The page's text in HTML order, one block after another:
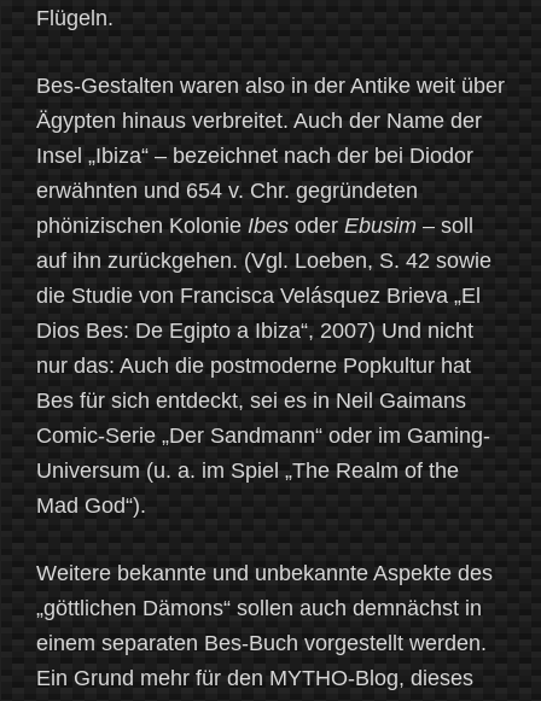
Flügeln.
Bes-Gestalten waren also in der Antike weit über
Ägypten hinaus verbreitet. Auch der Name der
Insel „Ibiza“ – bezeichnet nach der bei Diodor
erwähnten und 654 v. Chr. gegründeten
phönizischen Kolonie Ibes oder Ebusim – soll
auf ihn zurückgehen. (Vgl. Loeben, S. 42 sowie
die Studie von Francisca Velásquez Brieva „El
Dios Bes: De Egipto a Ibiza“, 2007) Und nicht
nur das: Auch die postmoderne Popkultur hat
Bes für sich entdeckt, sei es in Neil Gaimans
Comic-Serie „Der Sandmann“ oder im Gaming-
Universum (u. a. im Spiel „The Realm of the
Mad God“).
Weitere bekannte und unbekannte Aspekte des
„göttlichen Dämons“ sollen auch demnächst in
einem separaten Bes-Buch vorgestellt werden.
Ein Grund mehr für den MYTHO-Blog, dieses